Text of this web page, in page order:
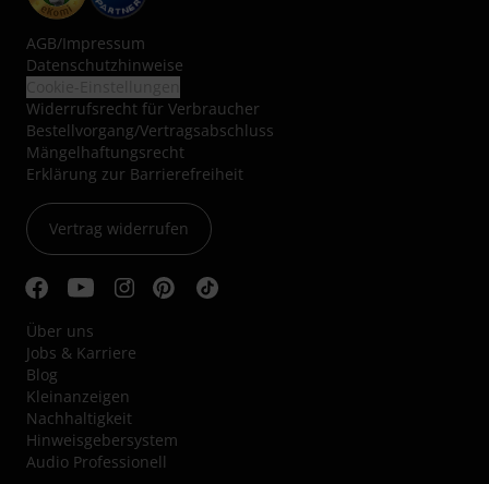
AGB/Impressum
Datenschutzhinweise
Widerrufsrecht für Verbraucher
Bestellvorgang/Vertragsabschluss
Mängelhaftungsrecht
Erklärung zur Barrierefreiheit
Vertrag widerrufen
Über uns
Jobs & Karriere
Blog
Kleinanzeigen
Nachhaltigkeit
Hinweisgebersystem
Audio Professionell